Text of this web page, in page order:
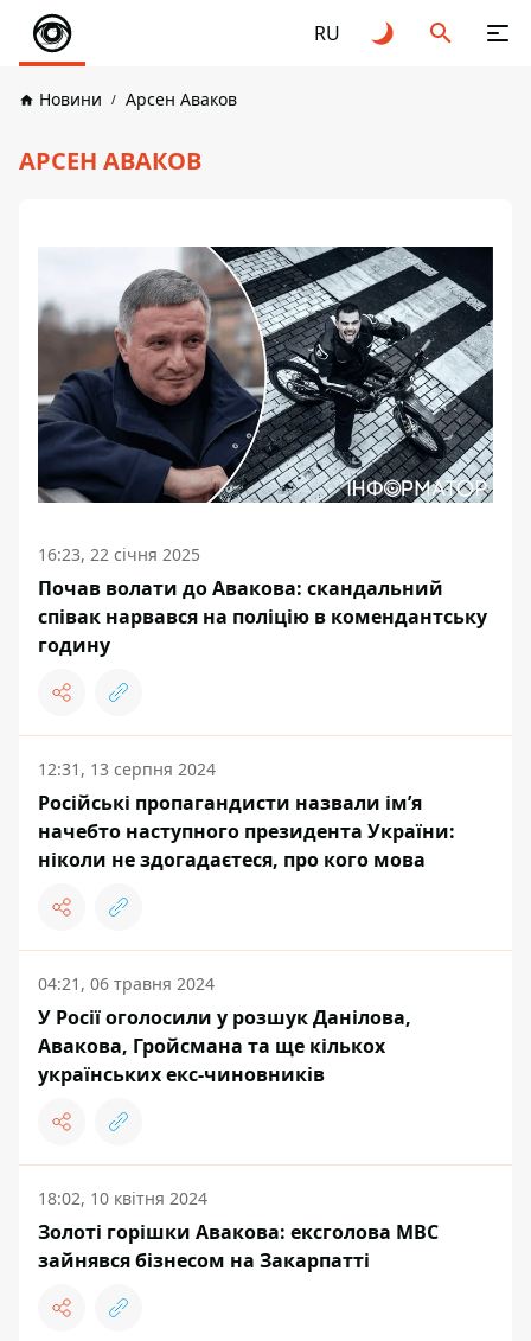
RU
Новини Арсен Аваков
АРСЕН АВАКОВ
16:23, 22 січня 2025
Почав волати до Авакова: скандальний
співак нарвався на поліцію в комендантську
годину
12:31, 13 серпня 2024
Російські пропагандисти назвали імʼя
начебто наступного президента України:
ніколи не здогадаєтеся, про кого мова
04:21, 06 травня 2024
У Росії оголосили у розшук Данілова,
Авакова, Гройсмана та ще кількох
українських екс-чиновників
18:02, 10 квітня 2024
Золоті горішки Авакова: ексголова МВС
зайнявся бізнесом на Закарпатті